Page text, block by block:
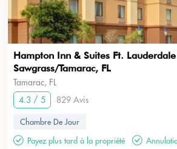
Hampton Inn & Suites Ft.
Sawgrass/Tamarac, FL
Tamarac, FL
4.3 / 5
829 Avis
Chambre De Jour
Payez plus tard à la propriété